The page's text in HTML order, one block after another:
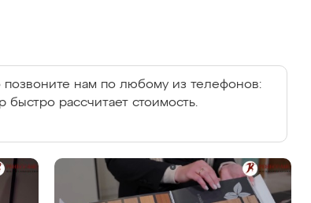
нам по любому из телефонов:
рассчитает стоимость.